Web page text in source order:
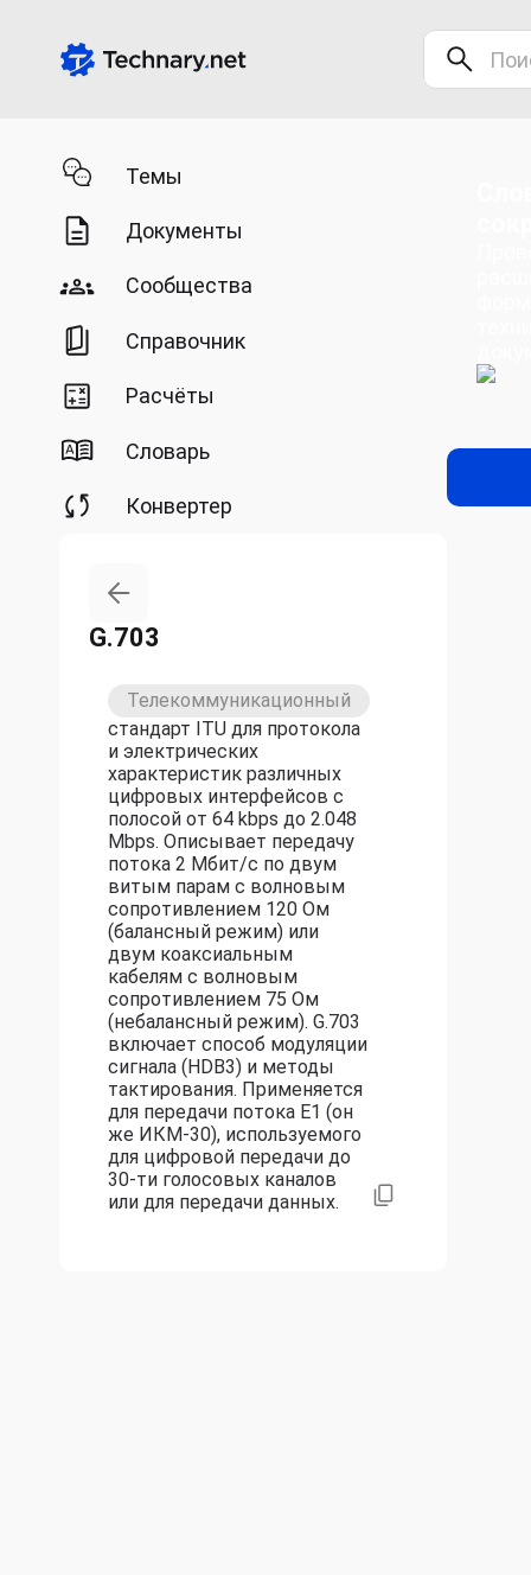
Темы
Документы
Сообщества
Справочник
Расчёты
Словарь
Конвертер
G.703
Телекоммуникационный
стандарт ITU для протокола
и электрических
характеристик различных
цифровых интерфейсов с
полосой от 64 kbps до 2.048
Mbps. Описывает передачу
потока 2 Мбит/с по двум
витым парам с волновым
сопротивлением 120 Ом
(балансный режим) или
двум коаксиальным
кабелям с волновым
сопротивлением 75 Ом
(небалансный режим). G.703
включает способ модуляции
сигнала (HDB3) и методы
тактирования. Применяется
для передачи потока E1 (он
же ИКМ-30), используемого
для цифровой передачи до
30-ти голосовых каналов
или для передачи данных.